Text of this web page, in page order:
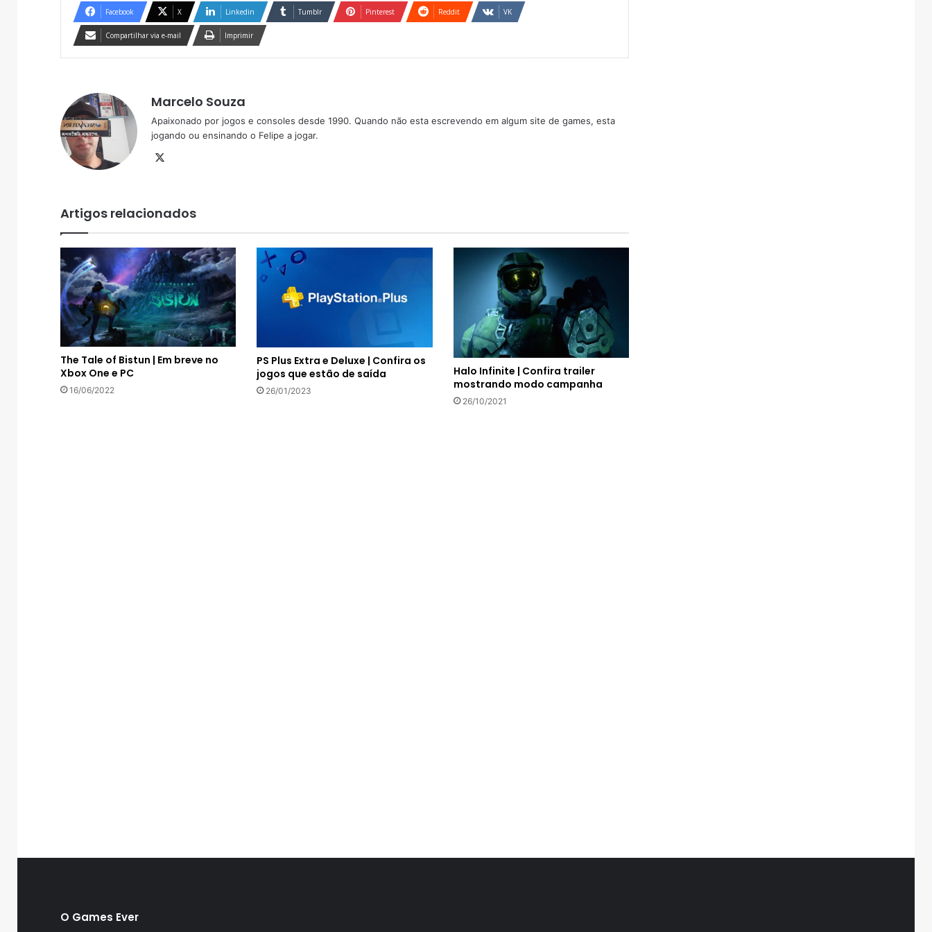
Facebook X Linkedin Tumblr Pinterest Reddit VK
Compartilhar via e-mail Imprimir
Marcelo Souza
Apaixonado por jogos e consoles desde 1990. Quando não esta escrevendo em algum site de games, esta
jogando ou ensinando o Felipe a jogar.
Artigos relacionados
The Tale of Bistun | Em breve no
Xbox One e PC
16/06/2022
PS Plus Extra e Deluxe | Confira os
jogos que estão de saída
26/01/2023
Halo Infinite | Confira trailer
mostrando modo campanha
26/10/2021
O Games Ever